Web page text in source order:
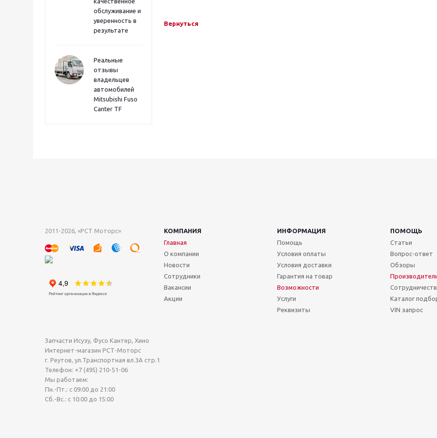
обслуживание и
уверенность в
результате
Реальные
отзывы
владельцев
автомобилей
Mitsubishi Fuso
Canter TF
Вернуться
2011-2026, «РСТ Моторс» КОМПАНИЯ ИНФОРМАЦИЯ
ПОМОЩЬ
Главная
О компании
Новости
Сотрудники
Вакансии
Акции
Помощь
Условия оплаты
Условия доставки
Гарантия на товар
Возможности
Услуги
Реквизиты
Статьи
Вопрос-ответ
Обзоры
Каталог
VIN запрос
Запчасти Исузу, Фусо Кантер, Хино
Интернет-магазин РСТ-Моторс
г. Реутов, ул.Транспортная вл.3А стр.1
Телефон: +7 (495) 210-51-06
Мы работаем:
Пн.-Пт.: с 09:00 до 21:00
Сб.-Вс.: с 10:00 до 15:00